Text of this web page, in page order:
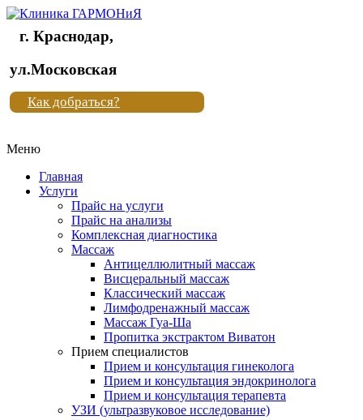
Клиника
"Новая
жизнь"
Клиника
жизнь"
г. Краснодар,
ул.Московская
Как добраться?
Меню
Главная
Услуги
Прайс на услуги
Прайс на анализы
Комплексная диагностика
Массаж
Антицеллюлитный массаж
Висцеральный массаж
Классический массаж
Лимфодренажный массаж
Массаж Гуа-Ша
Пропитка экстрактом Виватон
Прием специалистов
Прием и консультация гинеколога
Прием и консультация эндокринолога
Прием и консультация терапевта
УЗИ (ультразвуковое исследование)